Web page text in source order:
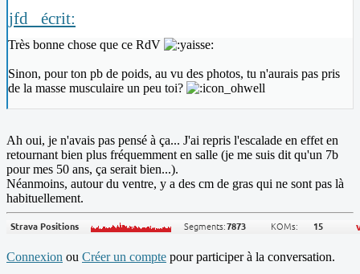
jfd_ écrit:
Très bonne chose que ce RdV
Sinon, pour ton pb de poids, au vu des photos, tu n'aurais pas pris
de la masse musculaire un peu toi?
Ah oui, je n'avais pas pensé à ça... J'ai repris l'escalade en effet en
retournant bien plus fréquemment en salle (je me suis dit qu'un 7b
pour mes 50 ans, ça serait bien...).
Néanmoins, autour du ventre, y a des cm de gras qui ne sont pas là
habituellement.
Connexion ou Créer un compte pour participer à la conversation.